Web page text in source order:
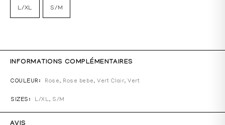
L/XL S/M
INFORMATIONS COMPLÉMENTAIRES
COULEUR Rose, Rose bebe, Vert Clair, Vert
SIZES L/XL, S/M